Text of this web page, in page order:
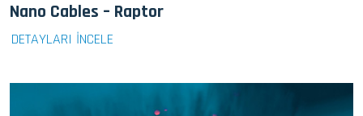
Nano Cables – Raptor
DETAYLARI İNCELE